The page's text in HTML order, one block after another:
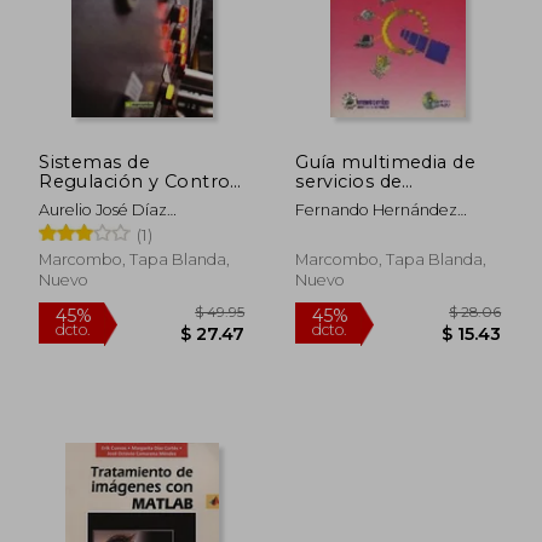
45%
dcto.
$ 314.66 45%
Sistemas de
Regulación y Control
(MARCOMBO
FORMACIÓN)
Aurelio José Díaz
Fernández - Raigoso
(1)
Marcombo, Tapa Blanda,
Nuevo
Guía multimedia de
servicios de
comunicación RDSI
(ACCESO RÁPIDO)
Fernando Hernández
Marcombo, Tapa Blanda,
Nuevo